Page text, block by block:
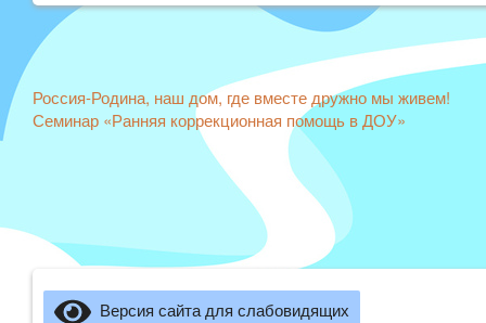
Другие
новости
Россия-Родина, наш дом, где вместе дружно мы живем!
Семинар «Ранняя коррекционная помощь в ДОУ»
Версия сайта для слабовидящих